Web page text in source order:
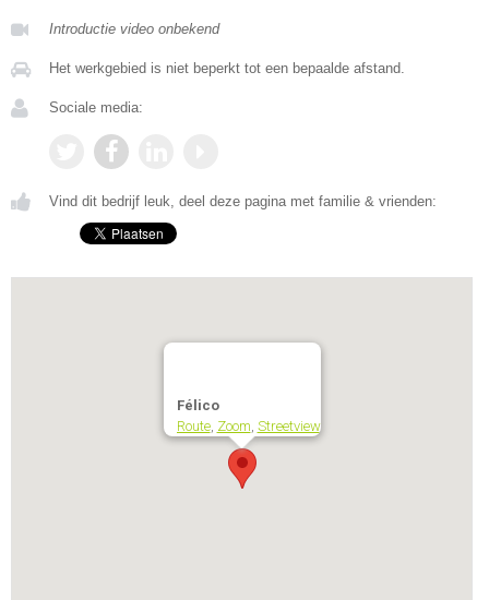
Introductie video onbekend
Het werkgebied is niet beperkt tot een bepaalde afstand.
Sociale media:
Vind dit bedrijf leuk, deel deze pagina met familie & vrienden:
Félico
Route, Zoom, Streetview